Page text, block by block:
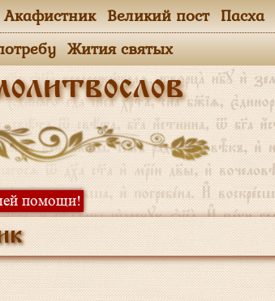
помощи!
Акафистник Великий пост Пасха
Жития святых